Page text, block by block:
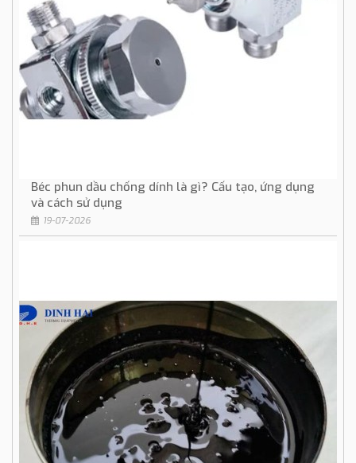
Béc phun dầu chống dính là gì? Cấu tạo, ứng dụng
và cách sử dụng
19-07-2026